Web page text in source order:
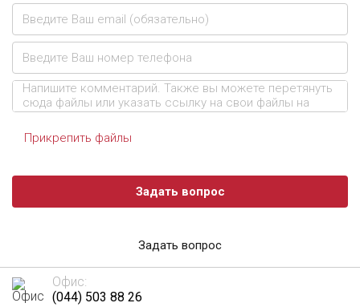
Прикрепить файлы
Задать вопрос
Задать вопрос
Офис:
(044) 503 88 26